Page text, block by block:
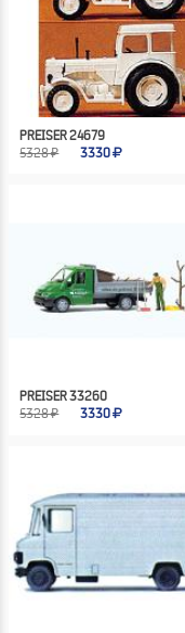
PREISER 24679
5328 ₽
3330
PREISER 33260
5328 ₽
3330